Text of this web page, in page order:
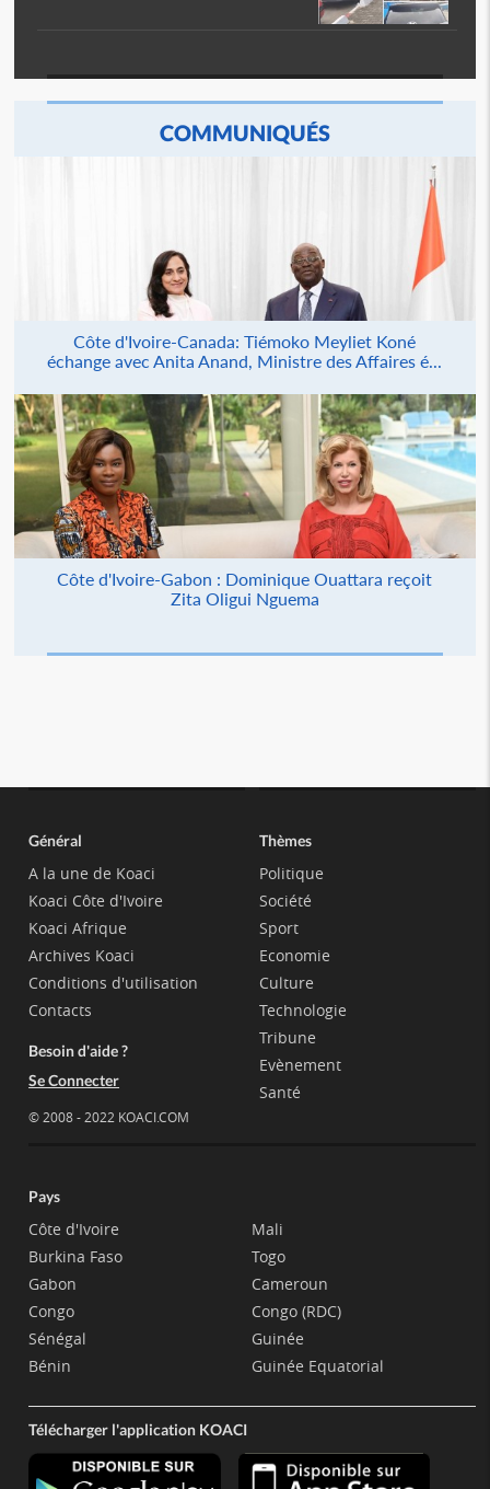
COMMUNIQUÉS
Côte d'Ivoire-Canada: Tiémoko Meyliet Koné
échange avec Anita Anand, Ministre des Affaires é...
Côte d'Ivoire-Gabon : Dominique Ouattara reçoit
Zita Oligui Nguema
Général
A la une de Koaci
Koaci Côte d'Ivoire
Koaci Afrique
Archives Koaci
Conditions d'utilisation
Contacts
Besoin d'aide ?
Se Connecter
© 2008 - 2022 KOACI.COM
Thèmes
Politique
Société
Sport
Economie
Culture
Technologie
Tribune
Evènement
Santé
Pays
Côte d'Ivoire
Burkina Faso
Gabon
Congo
Sénégal
Bénin
Mali
Togo
Cameroun
Congo (RDC)
Guinée
Guinée Equatorial
Télécharger l'application KOACI